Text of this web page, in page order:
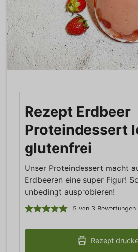
Rezept Erdbeer
Proteindessert
glutenfrei
Unser Proteindessert macht
Erdbeeren eine super Figur!
unbedingt ausprobieren!
5 von 3Bewertungen
Rezept